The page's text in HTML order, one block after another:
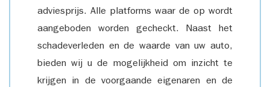
adviesprijs. Alle platforms waar de op wordt
aangeboden worden gecheckt. Naast het
schadeverleden en de waarde van uw auto,
bieden wij u de mogelijkheid om inzicht te
krijgen in de voorgaande eigenaren en de